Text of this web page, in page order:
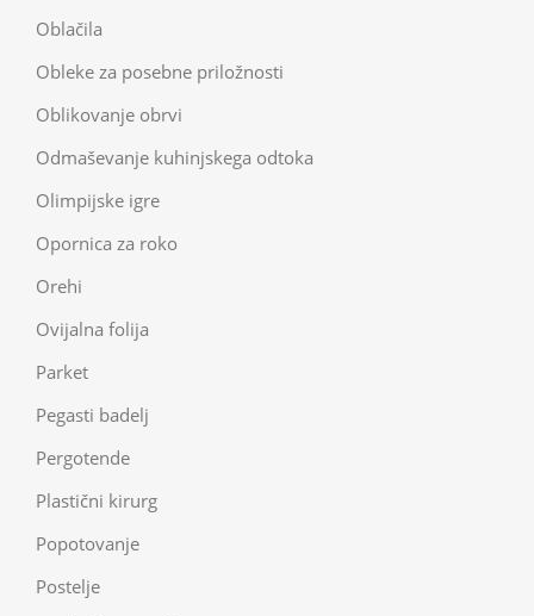
Oblačila
Obleke za posebne priložnosti
Oblikovanje obrvi
Odmaševanje kuhinjskega odtoka
Olimpijske igre
Opornica za roko
Orehi
Ovijalna folija
Parket
Pegasti badelj
Pergotende
Plastični kirurg
Popotovanje
Postelje